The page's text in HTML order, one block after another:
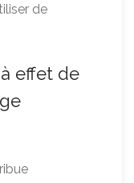
de
effet de